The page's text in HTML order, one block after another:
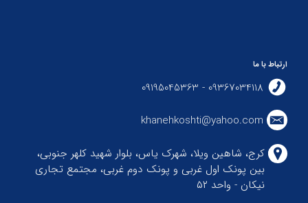
ارتباط با ما
09367034118 - 09195045363
khanehkoshti@yahoo.com
کرج، شاهین ویلا، شهرک یاس، بلوار شهید کلهر جنوبی،
بین پونک اول غربی و پونک دوم غربی، مجتمع تجاری
نیکان - واحد ۵۲